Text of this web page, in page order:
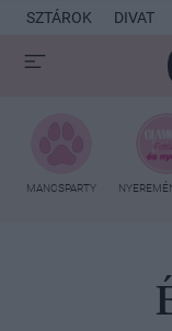
SZTÁROK DIVAT
MANCSPARTY